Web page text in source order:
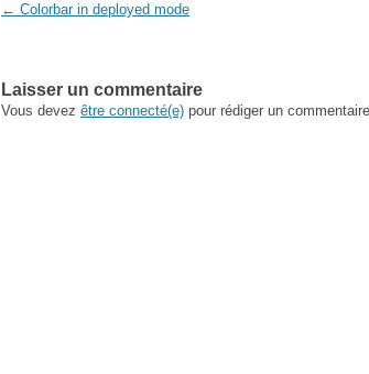
Navigation des articles
← Colorbar in deployed mode
Laisser un commentaire
Vous devez être connecté(e) pour rédiger un